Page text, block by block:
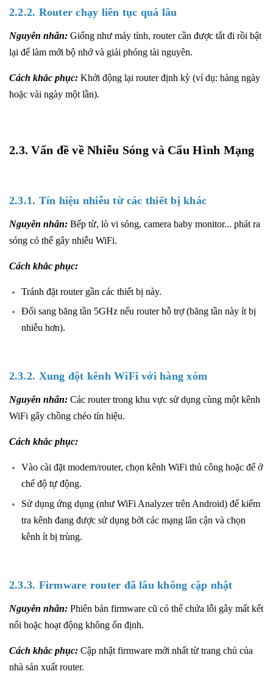
2.2.2. Router chạy liên tục quá lâu
Nguyên nhân: Giống như máy tính, router cần được tắt đi rồi bật
lại để làm mới bộ nhớ và giải phóng tài nguyên.
Cách khắc phục: Khởi động lại router định kỳ (ví dụ: hàng ngày
hoặc vài ngày một lần).
2.3. Vấn đề về Nhiễu Sóng và Cấu Hình Mạng
2.3.1. Tín hiệu nhiễu từ các thiết bị khác
Nguyên nhân: Bếp từ, lò vi sóng, camera baby monitor... phát ra
sóng có thể gây nhiễu WiFi.
Cách khắc phục:
Tránh đặt router gần các thiết bị này.
Đổi sang băng tần 5GHz nếu router hỗ trợ (băng tần này ít bị
nhiễu hơn).
2.3.2. Xung đột kênh WiFi với hàng xóm
Nguyên nhân: Các router trong khu vực sử dụng cùng một kênh
WiFi gây chồng chéo tín hiệu.
Cách khắc phục:
Vào cài đặt modem/router, chọn kênh WiFi thủ công hoặc để ở
chế độ tự động.
Sử dụng ứng dụng (như WiFi Analyzer trên Android) để kiểm
tra kênh đang được sử dụng bởi các mạng lân cận và chọn
kênh ít bị trùng.
2.3.3. Firmware router đã lâu không cập nhật
Nguyên nhân: Phiên bản firmware cũ có thể chứa lỗi gây mất kết
nối hoặc hoạt động không ổn định.
Cách khắc phục: Cập nhật firmware mới nhất từ trang chủ của
nhà sản xuất router.